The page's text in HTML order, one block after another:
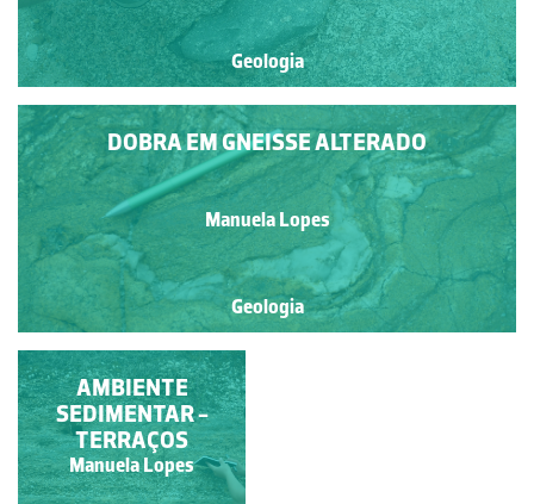
Geologia
DOBRA EM GNEISSE ALTERADO
Manuela Lopes
Geologia
MIGMATITO
Manuela Lopes
AMBIENTE
SEDIMENTAR -
TERRAÇOS
Manuela Lopes